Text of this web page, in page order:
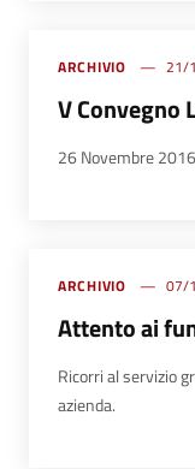
ARCHIVIO 21/
V Convegno
26 Novembre
ARCHIVIO 07/
Attento ai
Ricorri al servizio
azienda.